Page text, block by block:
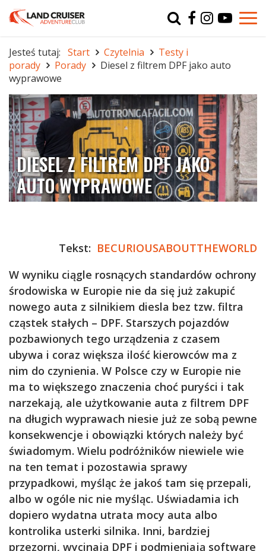
Jesteś tutaj: Start Czytelnia
Testy i
porady
Porady
Diesel z filtrem DPF jako auto
wyprawowe
DIESEL Z FILTREM DPF JAKO
AUTO WYPRAWOWE
Tekst: BECURIOUSABOUTTHEWORLD
W wyniku ciągle rosnących standardów ochrony
środowiska w Europie nie da się już zakupić
nowego auta z silnikiem diesla bez tzw. filtra
cząstek stałych – DPF. Starszych pojazdów
pozbawionych tego urządzenia z czasem
ubywa i coraz większa ilość kierowców ma z
nim do czynienia. W Polsce czy w Europie nie
ma to większego znaczenia choć puryści i tak
narzekają, ale użytkowanie auta z filtrem DPF
na długich wyprawach niesie już ze sobą pewne
konsekwencje i obowiązki których należy być
świadomym. Wielu podróżników niewiele wie
na ten temat i pozostawia sprawy
przypadkowi, myśląc że jakoś tam się przepali,
albo w ogóle nic nie myśląc. Uświadamia ich
dopiero wydatna utrata mocy auta albo
kontrolika usterki silnika. Inni, bardziej
przezorni, wycinają DPF i podmieniają software